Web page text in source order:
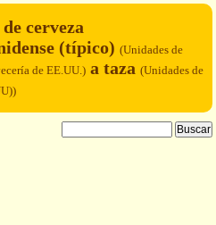
cerveza
(típico) (Unidades de
de EE.UU.) a taza (Unidades de